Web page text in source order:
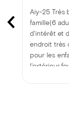
Aiy-25 Très
famille(6
d'intérêt et
endroit très
pour les
l'extérieur